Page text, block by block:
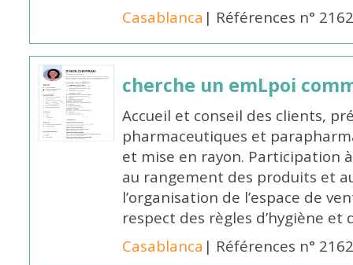
Casablanca | Références n°
cherche un emLpoi
Accueil et conseil des clients,
pharmaceutiques et
et mise en rayon. Participation
au rangement des produits et
l’organisation de l’espace de
respect des règles d’hygiène et
Casablanca | Références n°